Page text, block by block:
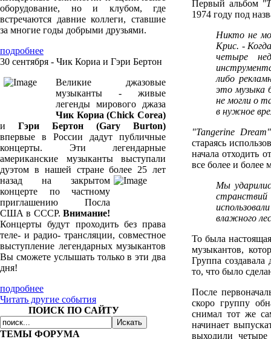
оборудование, но и клубом, где
встречаются давние коллеги, ставшие
за многие годы добрыми друзьями.
подробнее
30 сентября - Чик Кориа и Гэри Бертон
Великие джазовые
музыканты - живые
легенды мирового джаза
Чик Кориа (Chick Corea)
и Гэри Бертон (Gary Burton)
впервые в России дадут публичные
концерты. Эти легендарные
американские музыканты выступали
дуэтом в нашей стране более 25 лет
назад на закрытом
концерте по частному
приглашению Посла
США в СССР. Внимание!
Концерты будут проходить без права
теле- и радио- трансляции, совместное
выступление легендарных музыкантов
Вы сможете услышать только в эти два
дня!
подробнее
Читать другие события
ПОИСК ПО САЙТУ
ТЕМЫ ФОРУМА
Первый альбом
1974 году под
Никто не
Крис. -
четыре
либо
это музыка
не могли о
в нужное
"Tangerine Dream"
стараясь
начала отходить
все более и более
Мы
влажного
То была
музыкантов,
Группа
то, что было
После
скоро группу
снимал тот же
начинает
выходили